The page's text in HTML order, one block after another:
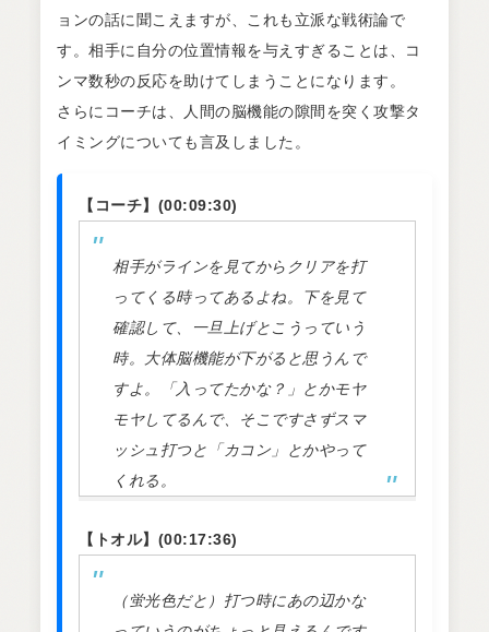
ョンの話に聞こえますが、これも立派な戦術論で
す。相手に自分の位置情報を与えすぎることは、コ
ンマ数秒の反応を助けてしまうことになります。
さらにコーチは、人間の脳機能の隙間を突く攻撃タ
イミングについても言及しました。
【コーチ】(00:09:30)
相手がラインを見てからクリアを打
ってくる時ってあるよね。下を見て
確認して、一旦上げとこうっていう
時。大体脳機能が下がると思うんで
すよ。「入ってたかな？」とかモヤ
モヤしてるんで、そこですさずスマ
ッシュ打つと「カコン」とかやって
くれる。
【トオル】(00:17:36)
（蛍光色だと）打つ時にあの辺かな